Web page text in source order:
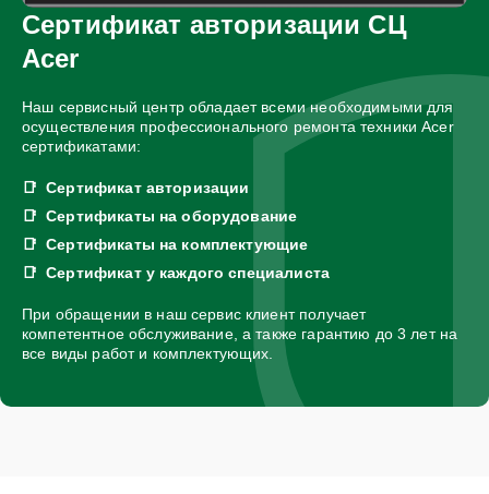
Сертификат авторизации СЦ
Acer
Наш сервисный центр обладает всеми необходимыми для
осуществления профессионального ремонта техники Acer
сертификатами:
Сертификат авторизации
Сертификаты на оборудование
Сертификаты на комплектующие
Сертификат у каждого специалиста
При обращении в наш сервис клиент получает
компетентное обслуживание, а также гарантию до 3 лет на
все виды работ и комплектующих.